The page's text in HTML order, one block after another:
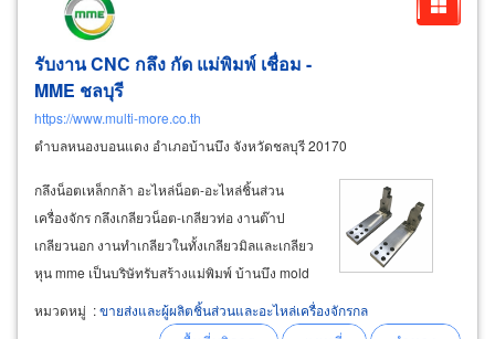
รับงาน CNC กลึง กัด แม่พิมพ์ เชื่อม -
MME ชลบุรี
https://www.multi-more.co.th
ตำบลหนองบอนแดง อำเภอบ้านบึง จังหวัดชลบุรี 20170
กลึงน็อตเหล็กกล้า อะไหล่น็อต-อะไหล่ชิ้นส่วน
เครื่องจักร กลึงเกลียวน็อต-เกลียวท่อ งานต๊าป
เกลียวนอก งานทำเกลียวในทั้งเกลียวมิลและเกลียว
หุน mme เป็นบริษัทรับสร้างแม่พิมพ์ บ้านบึง mold
maker banbung รับผลิตแม่พิมพ์ฉีดพลาสติก
plastic injection mold รับผลิตแม่พิมพ์ฉีดซิงค์-แม่
หมวดหมู่ :ขายส่งและผู้ผลิตชิ้นส่วนและอะไหล่เครื่องจักรกล